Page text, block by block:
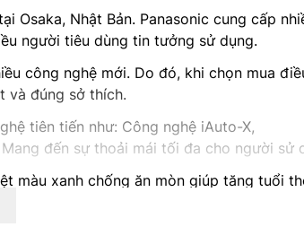
Osaka, Nhật Bản. Panasonic cung cấp
người tiêu dùng tin tưởng sử dụng.
công nghệ mới. Do đó, khi chọn mua
và đúng sở thích.
tiên tiến như: Công nghệ iAuto-X,
đến sự thoải mái tối đa cho người sử
màu xanh chống ăn mòn giúp tăng tuổi
cho khách hàng.